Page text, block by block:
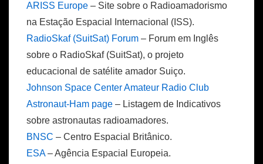
ARISS Europe – Site sobre o Radioamadorismo
na Estação Espacial Internacional (ISS).
RadioSkaf (SuitSat) Forum – Forum em Inglês
sobre o RadioSkaf (SuitSat), o projeto
educacional de satélite amador Suiço.
Johnson Space Center Amateur Radio Club
Astronaut-Ham page – Listagem de Indicativos
sobre astronautas radioamadores.
BNSC – Centro Espacial Britânico.
ESA– Agência Espacial Europeia.